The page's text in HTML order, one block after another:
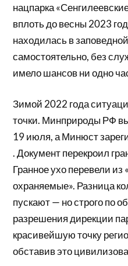
нацпарка
вплоть до весны 2023
находилась в
самостоятельно, без
имело шансов ни одно
Зимой 2022 года
точки. Минприроды РФ
19 июля, а Минюст
. Документ перекроил
Гранное ухо перевели из
охраняемые». Разница
пускают — но строго по
разрешения дирекции
красивейшую точку
обставив это